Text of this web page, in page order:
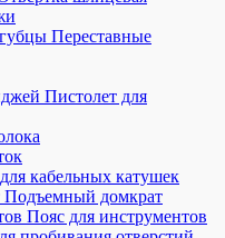
Переставные
Пистолет для
кабельных катушек
Подъемный домкрат
Пояс для инструментов
Бренд
НИЛЕД